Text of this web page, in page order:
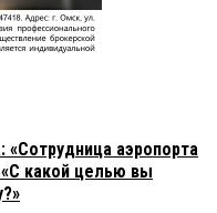
аэропорта
какой целью вы